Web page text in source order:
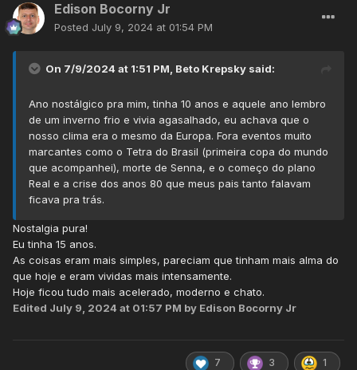
Edison Bocorny Jr
Posted July 9, 2024 at 01:54 PM
On 7/9/2024 at 1:51 PM, Beto Krepsky said:
Ano nostálgico pra mim, tinha 10 anos e aquele ano lembro
de um inverno frio e vivia agasalhado, eu achava que o
nosso clima era o mesmo da Europa. Fora eventos muito
marcantes como o Tetra do Brasil (primeira copa do mundo
que acompanhei), morte de Senna, e o começo do plano
Real e a crise dos anos 80 que meus pais tanto falavam
ficava pra trás.
Nostalgia pura!
Eu tinha 15 anos.
As coisas eram mais simples, pareciam que tinham mais alma do
que hoje e eram vividas mais intensamente.
Hoje ficou tudo mais acelerado, moderno e chato.
Edited July 9, 2024 at 01:57 PM by Edison Bocorny Jr
7 3 1